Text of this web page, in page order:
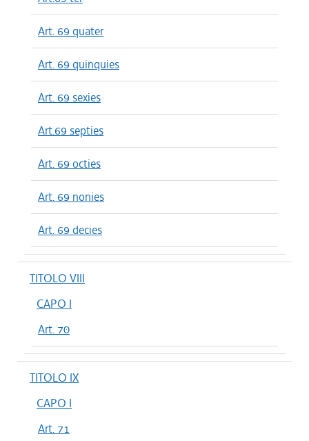
Art. 69 quater
Art. 69 quinquies
Art. 69 sexies
Art.69 septies
Art. 69 octies
Art. 69 nonies
Art. 69 decies
TITOLO VIII
CAPO I
Art. 70
TITOLO IX
CAPO I
Art. 71